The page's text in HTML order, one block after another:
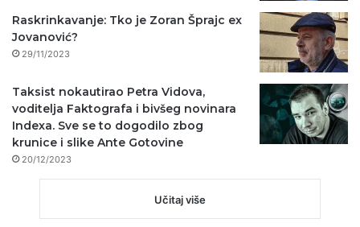
Raskrinkavanje: Tko je Zoran Šprajc ex
Jovanović?
29/11/2023
Taksist nokautirao Petra Vidova,
voditelja Faktografa i bivšeg novinara
Indexa. Sve se to dogodilo zbog
krunice i slike Ante Gotovine
20/12/2023
Učitaj više